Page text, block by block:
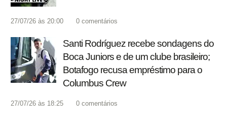
27/07/26 às 20:00 0 comentários
Santi Rodríguez recebe sondagens do
Boca Juniors e de um clube brasileiro;
Botafogo recusa empréstimo para o
Columbus Crew
27/07/26 às 18:25 0 comentários